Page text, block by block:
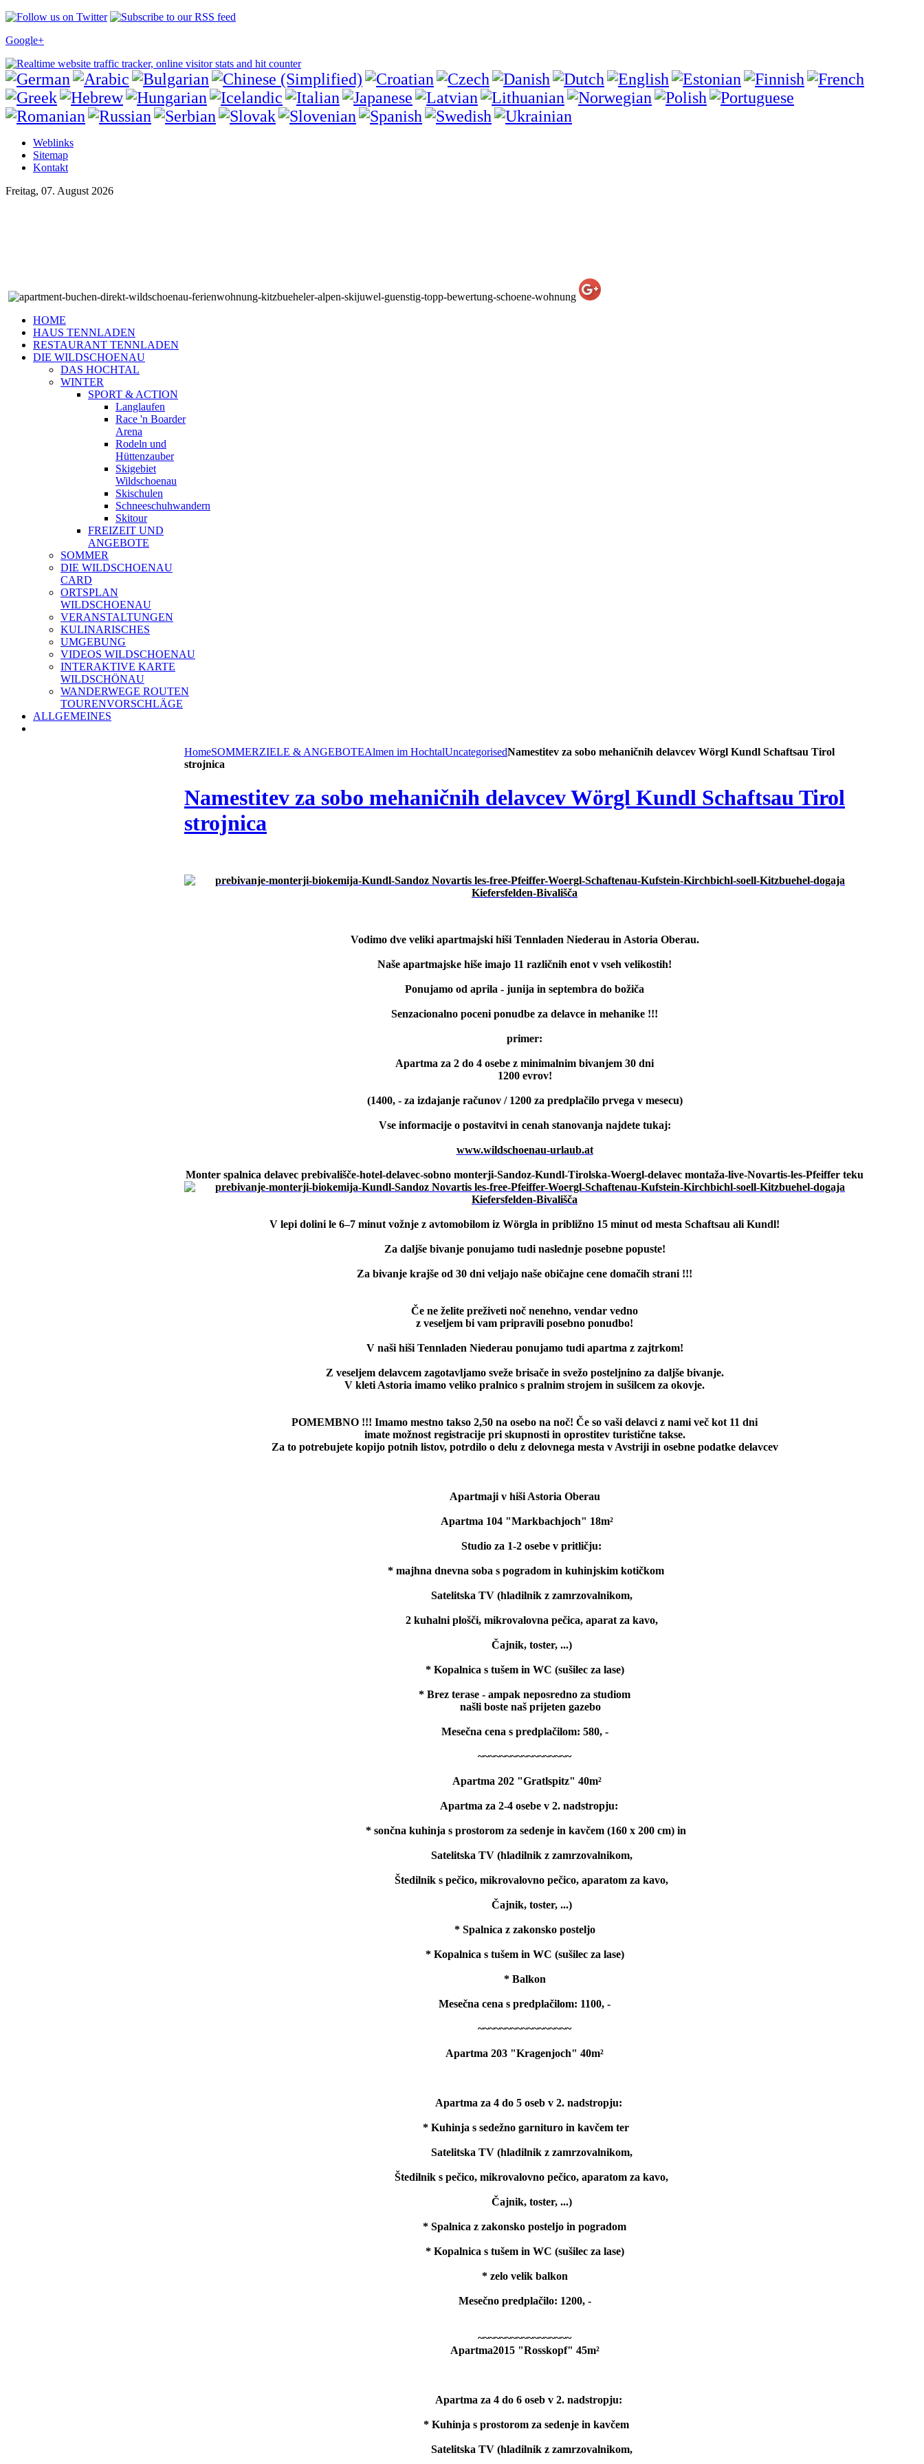
Google+
Weblinks
Sitemap
Kontakt
Freitag, 07. August 2026
HOME
HAUS TENNLADEN
RESTAURANT TENNLADEN
DIE WILDSCHOENAU
DAS HOCHTAL
WINTER
SPORT & ACTION
Langlaufen
Race 'n Boarder
Arena
Rodeln und
Hüttenzauber
Skigebiet
Wildschoenau
Skischulen
Schneeschuhwandern
Skitour
FREIZEIT UND
ANGEBOTE
SOMMER
DIE WILDSCHOENAU
CARD
ORTSPLAN
WILDSCHOENAU
VERANSTALTUNGEN
KULINARISCHES
UMGEBUNG
VIDEOS WILDSCHOENAU
INTERAKTIVE KARTE
WILDSCHÖNAU
WANDERWEGE ROUTEN
TOURENVORSCHLÄGE
ALLGEMEINES
HomeSOMMERZIELE & ANGEBOTEAlmen im HochtalUncategorisedNamestitev za sobo mehaničnih delavcev Wörgl Kundl Schaftsau Tirol
strojnica
Namestitev za sobo mehaničnih delavcev Wörgl Kundl Schaftsau Tirol
strojnica
Vodimo dve veliki apartmajski hiši Tennladen Niederau in Astoria Oberau.
Naše apartmajske hiše imajo 11 različnih enot v vseh velikostih!
Ponujamo od aprila - junija in septembra do božiča
Senzacionalno poceni ponudbe za delavce in mehanike !!!
primer:
Apartma za 2 do 4 osebe z minimalnim bivanjem 30 dni
1200 evrov!
(1400, - za izdajanje računov / 1200 za predplačilo prvega v mesecu)
Vse informacije o postavitvi in ​​cenah stanovanja najdete tukaj:
www.wildschoenau-urlaub.at
Monter spalnica delavec prebivališče-hotel-delavec-sobno monterji-Sandoz-Kundl-Tirolska-Woergl-delavec montaža-live-Novartis-les-Pfeiffer teku
V lepi dolini le 6–7 minut vožnje z avtomobilom iz Wörgla in približno 15 minut od mesta Schaftsau ali Kundl!
Za daljše bivanje ponujamo tudi naslednje posebne popuste!
Za bivanje krajše od 30 dni veljajo naše običajne cene domačih strani !!!
Če ne želite preživeti noč nenehno, vendar vedno
z veseljem bi vam pripravili posebno ponudbo!
V naši hiši Tennladen Niederau ponujamo tudi apartma z zajtrkom!
Z veseljem delavcem zagotavljamo sveže brisače in svežo posteljnino za daljše bivanje.
V kleti Astoria imamo veliko pralnico s pralnim strojem in sušilcem za okovje.
POMEMBNO !!! Imamo mestno takso 2,50 na osebo na noč! Če so vaši delavci z nami več kot 11 dni
imate možnost registracije pri skupnosti in oprostitev turistične takse.
Za to potrebujete kopijo potnih listov, potrdilo o delu z delovnega mesta v Avstriji in osebne podatke delavcev
Apartmaji v hiši Astoria Oberau
Apartma 104 "Markbachjoch" 18m²
Studio za 1-2 osebe v pritličju:
* majhna dnevna soba s pogradom in kuhinjskim kotičkom
Satelitska TV (hladilnik z zamrzovalnikom,
2 kuhalni plošči, mikrovalovna pečica, aparat za kavo,
Čajnik, toster, ...)
* Kopalnica s tušem in WC (sušilec za lase)
* Brez terase - ampak neposredno za studiom
našli boste naš prijeten gazebo
Mesečna cena s predplačilom: 580, -
~~~~~~~~~~~~~~~~~
Apartma 202 "Gratlspitz" 40m²
Apartma za 2-4 osebe v 2. nadstropju:
* sončna kuhinja s prostorom za sedenje in kavčem (160 x 200 cm) in
Satelitska TV (hladilnik z zamrzovalnikom,
Štedilnik s pečico, mikrovalovno pečico, aparatom za kavo,
Čajnik, toster, ...)
* Spalnica z zakonsko posteljo
* Kopalnica s tušem in WC (sušilec za lase)
* Balkon
Mesečna cena s predplačilom: 1100, -
~~~~~~~~~~~~~~~~~
Apartma 203 "Kragenjoch" 40m²
Apartma za 4 do 5 oseb v 2. nadstropju:
* Kuhinja s sedežno garnituro in kavčem ter
Satelitska TV (hladilnik z zamrzovalnikom,
Štedilnik s pečico, mikrovalovno pečico, aparatom za kavo,
Čajnik, toster, ...)
* Spalnica z zakonsko posteljo in pogradom
* Kopalnica s tušem in WC (sušilec za lase)
* zelo velik balkon
Mesečno predplačilo: 1200, -
~~~~~~~~~~~~~~~~~
Apartma2015 "Rosskopf" 45m²
Apartma za 4 do 6 oseb v 2. nadstropju:
* Kuhinja s prostorom za sedenje in kavčem
Satelitska TV (hladilnik z zamrzovalnikom,